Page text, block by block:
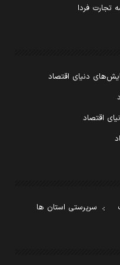
تجارت فردا
دنیای اقتصاد
اقتصاد
سرپرستی استان ها